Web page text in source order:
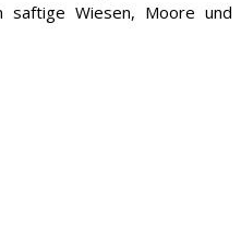
saftige Wiesen, Moore und